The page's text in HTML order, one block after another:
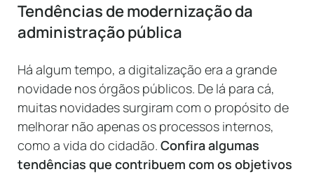
Tendências de modernização da
administração pública
Há algum tempo, a digitalização era a grande
novidade nos órgãos públicos. De lá para cá,
muitas novidades surgiram com o propósito de
melhorar não apenas os processos internos,
como a vida do cidadão. Confira algumas
tendências que contribuem com os objetivos